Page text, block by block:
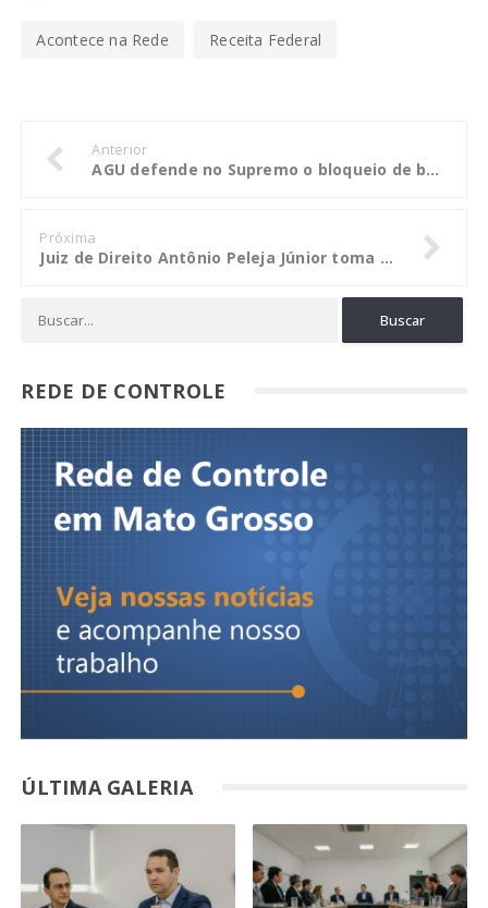
Acontece na Rede Receita Federal
Anterior
AGU defende no Supremo o bloqueio de bens da Odebrecht e da OAS
Próxima
Juiz de Direito Antônio Peleja Júnior toma posse no pleno do TRE-MT
REDE DE CONTROLE
ÚLTIMA GALERIA